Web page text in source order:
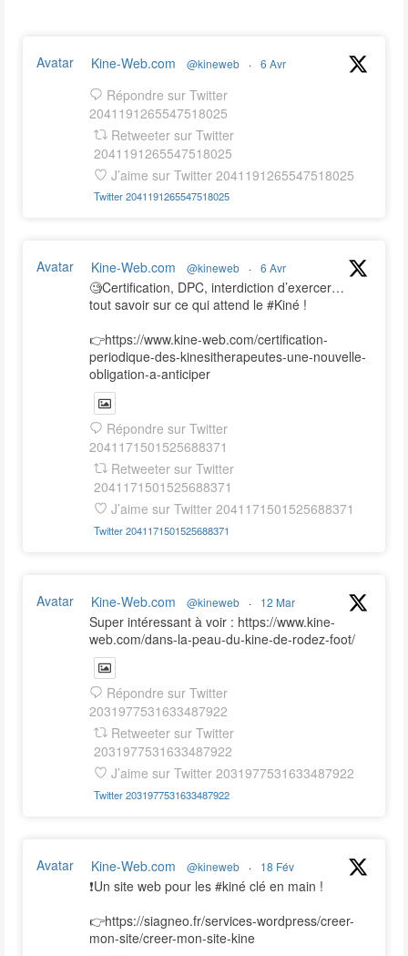
Avatar Kine-Web.com @kineweb · 6 Avr
Répondre sur Twitter
2041191265547518025
Retweeter sur Twitter
2041191265547518025
J’aime sur Twitter 2041191265547518025
Twitter2041191265547518025
Avatar Kine-Web.com @kineweb · 6 Avr
🧐Certification, DPC, interdiction d’exercer…
tout savoir sur ce qui attend le #Kiné !
👉https://www.kine-web.com/certification-
periodique-des-kinesitherapeutes-une-nouvelle-
obligation-a-anticiper
Répondre sur Twitter
2041171501525688371
Retweeter sur Twitter
2041171501525688371
J’aime sur Twitter 2041171501525688371
Twitter2041171501525688371
Avatar Kine-Web.com @kineweb · 12 Mar
Super intéressant à voir : https://www.kine-
web.com/dans-la-peau-du-kine-de-rodez-foot/
Répondre sur Twitter
2031977531633487922
Retweeter sur Twitter
2031977531633487922
J’aime sur Twitter 2031977531633487922
Twitter2031977531633487922
Avatar Kine-Web.com @kineweb · 18 Fév
❗️Un site web pour les #kiné clé en main !
👉https://siagneo.fr/services-wordpress/creer-
mon-site/creer-mon-site-kine